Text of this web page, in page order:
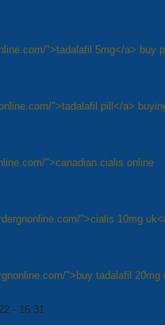
">tadalafil 5mg</a> buy
">tadalafil pill</a>
">canadian cialis online
">cialis 10mg
">buy tadalafil 20mg
- 16:31